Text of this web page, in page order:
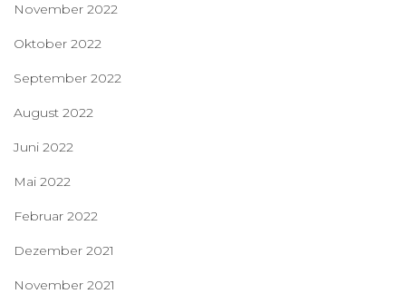
November 2022
Oktober 2022
September 2022
August 2022
Juni 2022
Mai 2022
Februar 2022
Dezember 2021
November 2021